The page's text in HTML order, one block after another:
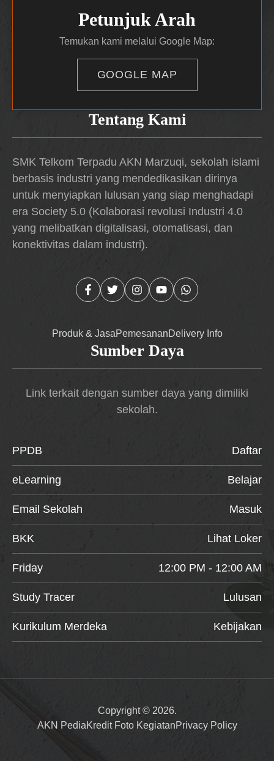
Tentang Kami
SMK Telkom Terpadu AKN Marzuqi, sekolah islami
berbasis industri yang mendedikasikan dirinya
untuk menyiapkan lulusan yang siap menghadapi
era Society 5.0 (Kolaborasi revolusi Industri 4.0
yang melibatkan digitalisasi, otomatisasi, dan
konektivitas dalam industri).
Produk & JasaPemesananDelivery Info
Petunjuk Arah
Temukan kami melalui Google Map:
GOOGLE MAP
Sumber Daya
Link terkait dengan sumber daya yang dimiliki
sekolah.
PPDB Daftar
eLearning Belajar
Email Sekolah Masuk
BKK Lihat Loker
Friday 12:00 PM - 12:00 AM
Study Tracer Lulusan
Kurikulum Merdeka Kebijakan
Copyright © 2026.
AKN PediaKredit Foto KegiatanPrivacy Policy